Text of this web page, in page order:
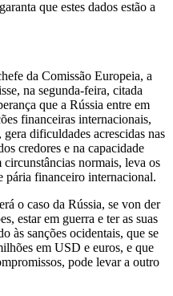
que estes dados estão a
da Comissão Europeia, a
na segunda-feira, citada
que a Rússia entre em
financeiras internacionais,
dificuldades acrescidas nas
credores e na capacidade
normais, leva os
pária financeiro internacional.
o caso da Rússia, se von der
estar em guerra e ter as suas
às sanções ocidentais, que se
em USD e euros, e que
pode levar a outro